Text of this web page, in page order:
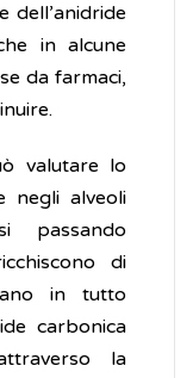
dell’anidride
in alcune
da farmaci,
valutare lo
negli alveoli
passando
di
in tutto
carbonica
la